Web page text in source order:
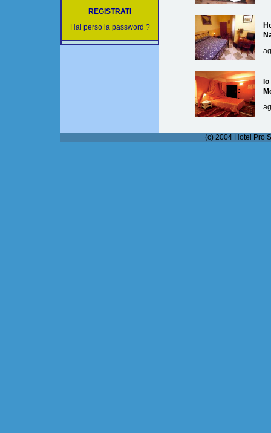
REGISTRATI
Hai perso la password ?
(c) 2004 Hotel Pro